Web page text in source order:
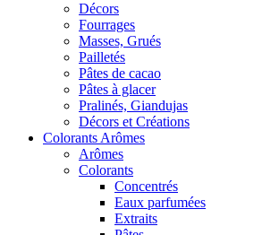
Décors
Fourrages
Masses, Grués
Pailletés
Pâtes de cacao
Pâtes à glacer
Pralinés, Giandujas
Décors et Créations
Colorants Arômes
Arômes
Colorants
Concentrés
Eaux parfumées
Extraits